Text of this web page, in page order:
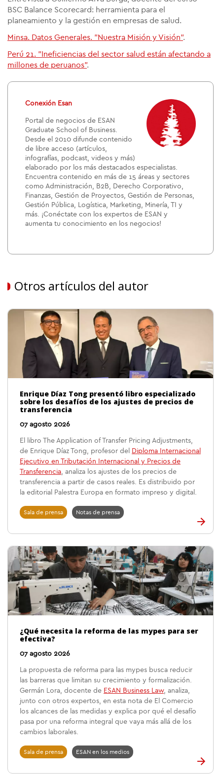
BSC Balance Scorecard: herramienta para el
planeamiento y la gestión en empresas de salud.
Minsa. Datos Generales. "Nuestra Misión y Visión".
Perú 21. "Ineficiencias del sector salud están afectando a
millones de peruanos".
Conexión Esan
Portal de negocios de ESAN
Graduate School of Business.
Desde el 2010 difunde contenido
de libre acceso (artículos,
infografías, podcast, videos y más)
elaborado por los más destacados especialistas.
Encuentra contenido en más de 15 áreas y sectores
como Administración, B2B, Derecho Corporativo,
Finanzas, Gestión de Proyectos, Gestión de Personas,
Gestión Pública, Logística, Marketing, Minería, TI y
más. ¡Conéctate con los expertos de ESAN y
aumenta tu conocimiento en los negocios!
Otros artículos del autor
Enrique Díaz Tong presentó libro especializado
sobre los desafíos de los ajustes de precios de
transferencia
07 agosto 2026
El libro The Application of Transfer Pricing Adjustments,
de Enrique Díaz Tong, profesor del
Diploma Internacional
Ejecutivo en Tributación Internacional y Precios de
Transferencia, analiza los ajustes de los precios de
transferencia a partir de casos reales. Es distribuido por
la editorial Palestra Europa en formato impreso y digital.
Sala de prensa Notas de prensa
¿Qué necesita la reforma de las mypes para ser
efectiva?
07 agosto 2026
La propuesta de reforma para las mypes busca reducir
las barreras que limitan su crecimiento y formalización.
Germán Lora, docente de ESAN Business Law, analiza,
junto con otros expertos, en esta nota de El Comercio
los alcances de las medidas y explica por qué el desafío
pasa por una reforma integral que vaya más allá de los
cambios laborales.
Sala de prensa ESAN en los medios